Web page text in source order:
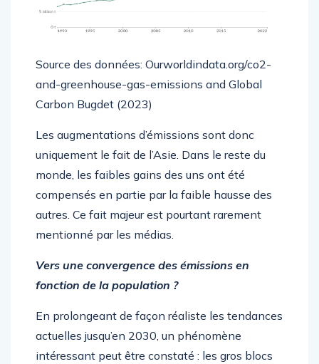
Source des données: Ourworldindata.org/co2-
and-greenhouse-gas-emissions and Global
Carbon Bugdet (2023)
Les augmentations d’émissions sont donc
uniquement le fait de l’Asie. Dans le reste du
monde, les faibles gains des uns ont été
compensés en partie par la faible hausse des
autres. Ce fait majeur est pourtant rarement
mentionné par les médias.
Vers une convergence des émissions en
fonction de la population ?
En prolongeant de façon réaliste les tendances
actuelles jusqu’en 2030, un phénomène
intéressant peut être constaté : les gros blocs